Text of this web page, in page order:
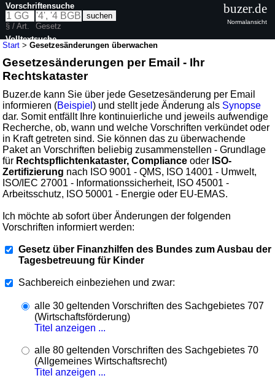
Start >Gesetzesänderungen überwachen
Gesetzesänderungen per Email - Ihr
Rechtskataster
Buzer.de kann Sie über jede Gesetzesänderung per Email
informieren (Beispiel) und stellt jede Änderung als Synopse
dar. Somit entfällt Ihre kontinuierliche und jeweils aufwendige
Recherche, ob, wann und welche Vorschriften verkündet oder
in Kraft getreten sind. Sie können das zu überwachende
Paket an Vorschriften beliebig zusammenstellen - Grundlage
für Rechtspflichtenkataster, Compliance oder ISO-
Zertifizierung nach ISO 9001 - QMS, ISO 14001 - Umwelt,
ISO/IEC 27001 - Informationssicherheit, ISO 45001 -
Arbeitsschutz, ISO 50001 - Energie oder EU-EMAS.
Ich möchte ab sofort über Änderungen der folgenden
Vorschriften informiert werden:
Gesetz über Finanzhilfen des Bundes zum Ausbau der
Tagesbetreuung für Kinder
Sachbereich einbeziehen und zwar:
alle 30 geltenden Vorschriften des Sachgebietes 707
(Wirtschaftsförderung)
Titel anzeigen ...
alle 80 geltenden Vorschriften des Sachgebietes 70
(Allgemeines Wirtschaftsrecht)
Titel anzeigen ...
Vorschriftensuche
§ / Art.
Gesetz
Volltextsuche
buzer.de
Normalansicht